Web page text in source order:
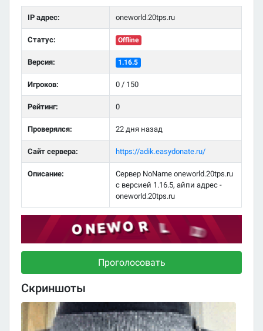
IP адрес: oneworld.20tps.ru
Статус: Offline
Версия: 1.16.5
Игроков: 0 / 150
Рейтинг: 0
Проверялся: 22 дня назад
Сайт сервера: https://adik.easydonate.ru/
Описание:
Сервер NoName oneworld.20tps.ru
с версией 1.16.5, айпи адрес -
oneworld.20tps.ru
Проголосовать
Скриншоты